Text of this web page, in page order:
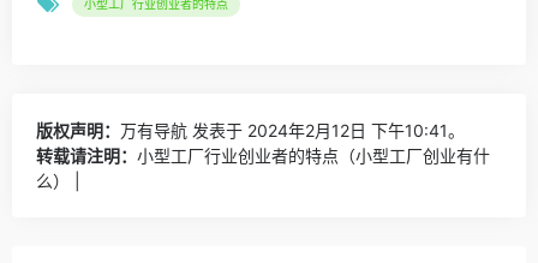
小型工厂行业创业者的特点
版权声明： 万有导航 发表于 2024年2月12日 下午10:41。
转载请注明： 小型工厂行业创业者的特点（小型工厂创业有什
么） |